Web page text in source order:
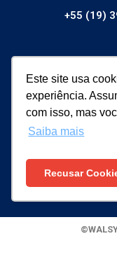
Este site usa
experiência.
com isso, mas
Saiba mais
Recusar
+55 (19)